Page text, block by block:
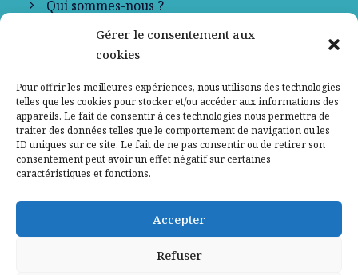
Gérer le consentement aux
cookies
Pour offrir les meilleures expériences, nous utilisons des technologies
telles que les cookies pour stocker et/ou accéder aux informations des
appareils. Le fait de consentir à ces technologies nous permettra de
traiter des données telles que le comportement de navigation ou les
ID uniques sur ce site. Le fait de ne pas consentir ou de retirer son
consentement peut avoir un effet négatif sur certaines
caractéristiques et fonctions.
Accepter
Refuser
Qui sommes-nous ?
Contactez-nous
Mentions légales
Politique de confidentialité